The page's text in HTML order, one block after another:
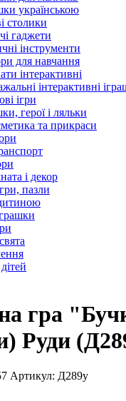
українською
столики
гаджети
інструменти
для навчання
інтерактивні
інтерактивні
ігри
герої і ляльки
та прикраси
і декор
пазли
гра
Руди
Артикул: Д289у